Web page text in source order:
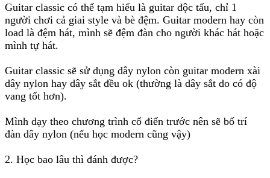
Guitar classic có thể tạm hiểu là guitar độc tấu, chỉ 1
người chơi cả giai style và bè đệm. Guitar modern hay còn
load là đệm hát, mình sẽ đệm đàn cho người khác hát hoặc
mình tự hát.
Guitar classic sẽ sử dụng dây nylon còn guitar modern xài
dây nylon hay dây sắt đều ok (thường là dây sắt do có độ
vang tốt hơn).
Mình dạy theo chương trình cổ điển trước nên sẽ bố trí
đàn dây nylon (nếu học modern cũng vậy)
2. Học bao lâu thì đánh được?